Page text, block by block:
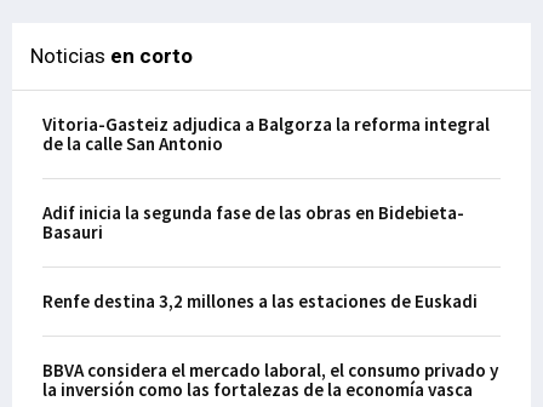
Noticias en corto
Vitoria-Gasteiz adjudica a Balgorza la reforma integral
de la calle San Antonio
Adif inicia la segunda fase de las obras en Bidebieta-
Basauri
Renfe destina 3,2 millones a las estaciones de Euskadi
BBVA considera el mercado laboral, el consumo privado y
la inversión como las fortalezas de la economía vasca